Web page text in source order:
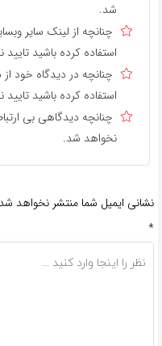
شد.
چنانچه از لینک سایر
استفاده کرده باشید
چنانچه در دیدگاه خود
استفاده کرده باشید
چنانچه دیدگاهی بی
نخواهد شد.
نشانی ایمیل شما منتشر نخواهد
*